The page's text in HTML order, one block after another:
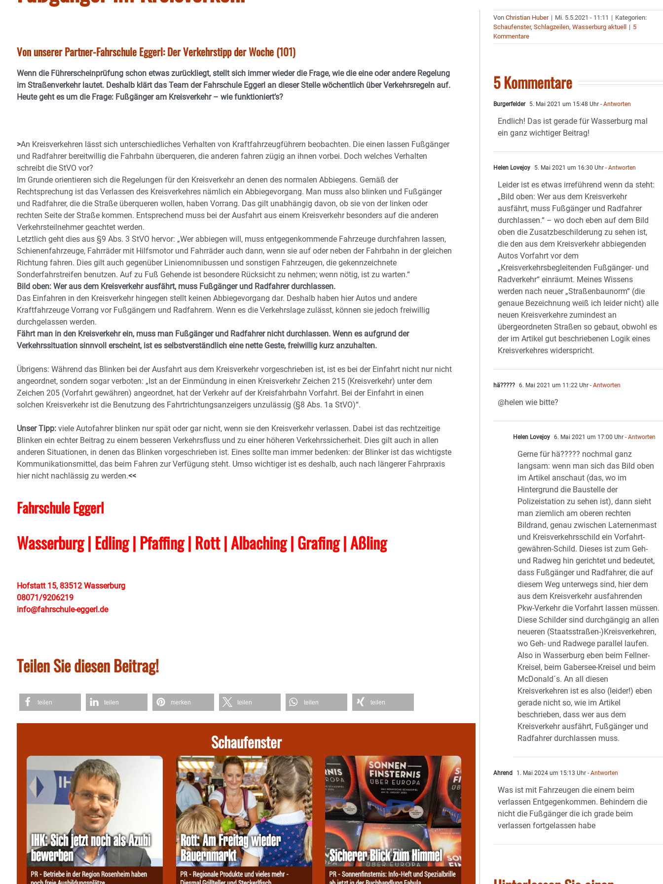
Von unserer Partner-Fahrschule Eggerl: Der Verkehrstipp der Woche (101)
Wenn die Führerscheinprüfung schon etwas zurückliegt, stellt sich immer wieder die Frage, wie die eine oder andere Regelung
im Straßenverkehr lautet. Deshalb klärt das Team der Fahrschule Eggerl an dieser Stelle wöchentlich über Verkehrsregeln auf.
Heute geht es um die Frage: Fußgänger am Kreisverkehr – wie funktioniert’s?
>An Kreisverkehren lässt sich unterschiedliches Verhalten von Kraftfahrzeugführern beobachten. Die einen lassen Fußgänger
und Radfahrer bereitwillig die Fahrbahn überqueren, die anderen fahren zügig an ihnen vorbei. Doch welches Verhalten
schreibt die StVO vor?
Im Grunde orientieren sich die Regelungen für den Kreisverkehr an denen des normalen Abbiegens. Gemäß der
Rechtsprechung ist das Verlassen des Kreisverkehres nämlich ein Abbiegevorgang. Man muss also blinken und Fußgänger
und Radfahrer, die die Straße überqueren wollen, haben Vorrang. Das gilt unabhängig davon, ob sie von der linken oder
rechten Seite der Straße kommen. Entsprechend muss bei der Ausfahrt aus einem Kreisverkehr besonders auf die anderen
Verkehrsteilnehmer geachtet werden.
Letztlich geht dies aus §9 Abs. 3 StVO hervor: „Wer abbiegen will, muss entgegenkommende Fahrzeuge durchfahren lassen,
Schienenfahrzeuge, Fahrräder mit Hilfsmotor und Fahrräder auch dann, wenn sie auf oder neben der Fahrbahn in der gleichen
Richtung fahren. Dies gilt auch gegenüber Linienomnibussen und sonstigen Fahrzeugen, die gekennzeichnete
Sonderfahrstreifen benutzen. Auf zu Fuß Gehende ist besondere Rücksicht zu nehmen; wenn nötig, ist zu warten.“
Bild oben: Wer aus dem Kreisverkehr ausfährt, muss Fußgänger und Radfahrer durchlassen.
Das Einfahren in den Kreisverkehr hingegen stellt keinen Abbiegevorgang dar. Deshalb haben hier Autos und andere
Kraftfahrzeuge Vorrang vor Fußgängern und Radfahrern. Wenn es die Verkehrslage zulässt, können sie jedoch freiwillig
durchgelassen werden.
Fährt man in den Kreisverkehr ein, muss man Fußgänger und Radfahrer nicht durchlassen. Wenn es aufgrund der
Verkehrssituation sinnvoll erscheint, ist es selbstverständlich eine nette Geste, freiwillig kurz anzuhalten.
Übrigens: Während das Blinken bei der Ausfahrt aus dem Kreisverkehr vorgeschrieben ist, ist es bei der Einfahrt nicht nur nicht
angeordnet, sondern sogar verboten: „Ist an der Einmündung in einen Kreisverkehr Zeichen 215 (Kreisverkehr) unter dem
Zeichen 205 (Vorfahrt gewähren) angeordnet, hat der Verkehr auf der Kreisfahrbahn Vorfahrt. Bei der Einfahrt in einen
solchen Kreisverkehr ist die Benutzung des Fahrtrichtungsanzeigers unzulässig (§8 Abs. 1a StVO)“.
Unser Tipp: viele Autofahrer blinken nur spät oder gar nicht, wenn sie den Kreisverkehr verlassen. Dabei ist das rechtzeitige
Blinken ein echter Beitrag zu einem besseren Verkehrsfluss und zu einer höheren Verkehrssicherheit. Dies gilt auch in allen
anderen Situationen, in denen das Blinken vorgeschrieben ist. Eines sollte man immer bedenken: der Blinker ist das wichtigste
Kommunikationsmittel, das beim Fahren zur Verfügung steht. Umso wichtiger ist es deshalb, auch nach längerer Fahrpraxis
hier nicht nachlässig zu werden.<<
Fahrschule Eggerl
Wasserburg | Edling | Pfaffing | Rott | Albaching| Grafing| Aßling
Hofstatt 15, 83512 Wasserburg
08071/9206219
info@fahrschule-eggerl.de
Teilen Sie diesen Beitrag!
teilen teilen merken teilen teilen teilen
Schaufenster
VonChristian Huber | Mi. 5.5.2021 - 11:11 | Kategorien:
Schaufenster,Schlagzeilen,Wasserburg aktuell | 5
Kommentare
5 Kommentare
Burgerfelder 5. Mai 2021 um 15:48 Uhr - Antworten
Endlich! Das ist gerade für Wasserburg mal
ein ganz wichtiger Beitrag!
Helen Lovejoy 5. Mai 2021 um 16:30 Uhr - Antworten
Leider ist es etwas irreführend wenn da steht:
„Bild oben: Wer aus dem Kreisverkehr
ausfährt, muss Fußgänger und Radfahrer
durchlassen.“ – wo doch eben auf dem Bild
oben die Zusatzbeschilderung zu sehen ist,
die den aus dem Kreisverkehr abbiegenden
Autos Vorfahrt vor dem
„Kreisverkehrsbegleitenden Fußgänger- und
Radverkehr“ einräumt. Meines Wissens
werden nach neuer „Straßenbaunorm“ (die
genaue Bezeichnung weiß ich leider nicht) alle
neuen Kreisverkehre zumindest an
übergeordneten Straßen so gebaut, obwohl es
der im Artikel gut beschriebenen Logik eines
Kreisverkehres widerspricht.
hä????? 6. Mai 2021 um 11:22 Uhr - Antworten
@helen wie bitte?
Helen Lovejoy 6. Mai 2021 um 17:00 Uhr - Antworten
Gerne für hä????? nochmal ganz
langsam: wenn man sich das Bild oben
im Artikel anschaut (das, wo im
Hintergrund die Baustelle der
Polizeistation zu sehen ist), dann sieht
man ziemlich am oberen rechten
Bildrand, genau zwischen Laternenmast
und Kreisverkehrsschild ein Vorfahrt-
gewähren-Schild. Dieses ist zum Geh-
und Radweg hin gerichtet und bedeutet,
dass Fußgänger und Radfahrer, die auf
diesem Weg unterwegs sind, hier dem
aus dem Kreisverkehr ausfahrenden
Pkw-Verkehr die Vorfahrt lassen müssen.
Diese Schilder sind durchgängig an allen
neueren (Staatsstraßen-)Kreisverkehren,
wo Geh- und Radwege parallel laufen.
Also in Wasserburg eben beim Fellner-
Kreisel, beim Gabersee-Kreisel und beim
McDonald´s. An all diesen
Kreisverkehren ist es also (leider!) eben
gerade nicht so, wie im Artikel
beschrieben, dass wer aus dem
Kreisverkehr ausfährt, Fußgänger und
Radfahrer durchlassen muss.
Ahrend 1. Mai 2024 um 15:13 Uhr - Antworten
Was ist mit Fahrzeugen die einem beim
verlassen Entgegenkommen. Behindern die
nicht die Fußgänger die ich grade beim
verlassen fortgelassen habe